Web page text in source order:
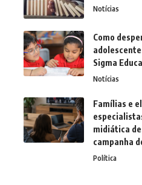
Notícias
Como
Sigma
Notícias
Famílias e
midiática
campanha
Política